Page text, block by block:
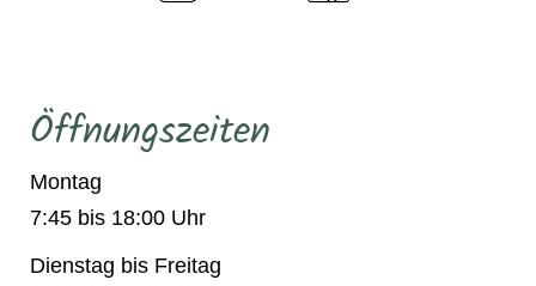
Öffnungszeiten
Montag
7:45 bis 18:00 Uhr
Dienstag bis Freitag